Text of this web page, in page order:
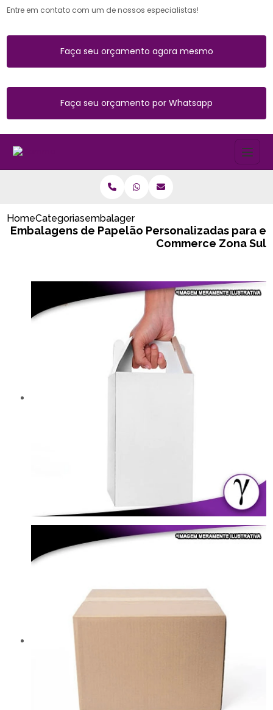
Entre em contato com um de nossos especialistas!
Faça seu orçamento agora mesmo
Faça seu orçamento por Whatsapp
HomeCategoriasembalagens de papelao personalizadas
Embalagens de Papelão Personalizadas para e
Commerce Zona Sul